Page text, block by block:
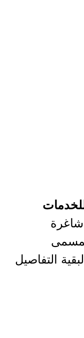
شاغرة
التفاصيل